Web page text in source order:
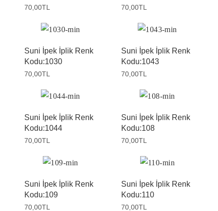
70,00TL 70,00TL
Suni İpek İplik Renk
Kodu:1030
70,00TL
Suni İpek İplik Renk
Kodu:1043
70,00TL
Suni İpek İplik Renk
Kodu:1044
70,00TL
Suni İpek İplik Renk
Kodu:108
70,00TL
Suni İpek İplik Renk
Kodu:109
70,00TL
Suni İpek İplik Renk
Kodu:110
70,00TL